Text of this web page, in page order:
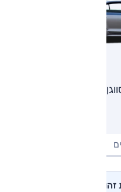
ג'טה